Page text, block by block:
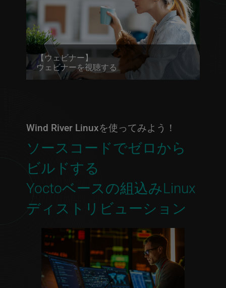
【ウェビナー】
ウェビナーを視聴する
Wind River Linuxを使ってみよう！
ソースコードでゼロから
ビルドする
Yoctoベースの組込みLinux
ディストリビューション